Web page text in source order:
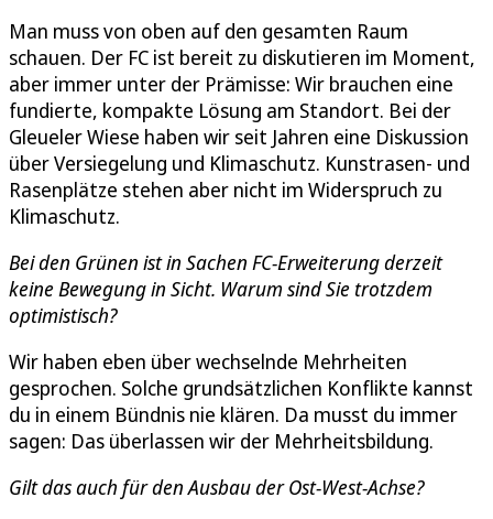
Man muss von oben auf den gesamten Raum
schauen. Der FC ist bereit zu diskutieren im Moment,
aber immer unter der Prämisse: Wir brauchen eine
fundierte, kompakte Lösung am Standort. Bei der
Gleueler Wiese haben wir seit Jahren eine Diskussion
über Versiegelung und Klimaschutz. Kunstrasen- und
Rasenplätze stehen aber nicht im Widerspruch zu
Klimaschutz.
Bei den Grünen ist in Sachen FC-Erweiterung derzeit
keine Bewegung in Sicht. Warum sind Sie trotzdem
optimistisch?
Wir haben eben über wechselnde Mehrheiten
gesprochen. Solche grundsätzlichen Konflikte kannst
du in einem Bündnis nie klären. Da musst du immer
sagen: Das überlassen wir der Mehrheitsbildung.
Gilt das auch für den Ausbau der Ost-West-Achse?